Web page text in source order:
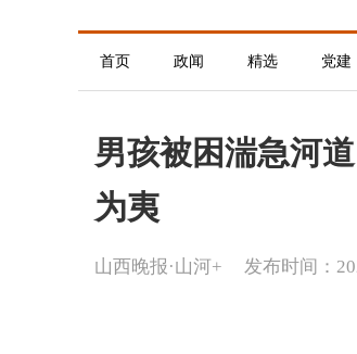
首页 政闻 精选 党建
男孩被困湍急河
为夷
山西晚报·山河+ 发布时间：